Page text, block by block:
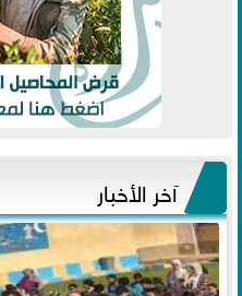
آخر الأخبار